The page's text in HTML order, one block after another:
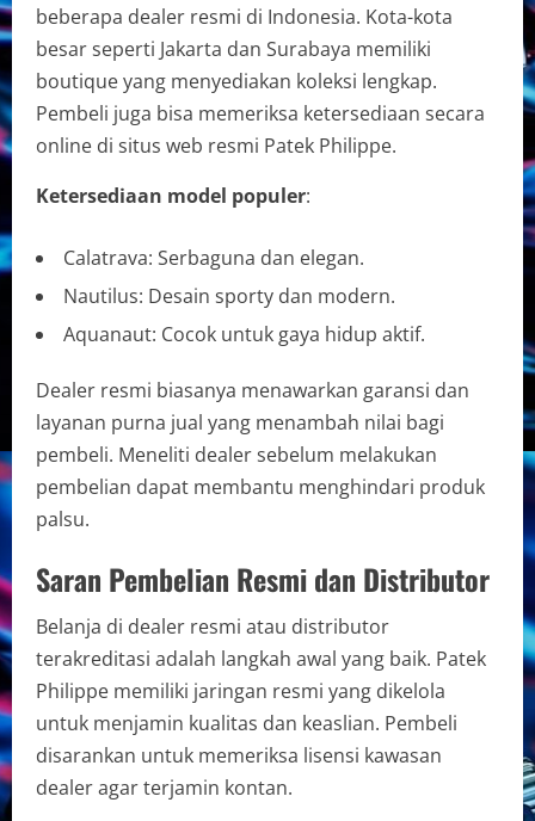
beberapa dealer resmi di Indonesia. Kota-kota
besar seperti Jakarta dan Surabaya memiliki
boutique yang menyediakan koleksi lengkap.
Pembeli juga bisa memeriksa ketersediaan secara
online di situs web resmi Patek Philippe.
Ketersediaan model populer:
Calatrava: Serbaguna dan elegan.
Nautilus: Desain sporty dan modern.
Aquanaut: Cocok untuk gaya hidup aktif.
Dealer resmi biasanya menawarkan garansi dan
layanan purna jual yang menambah nilai bagi
pembeli. Meneliti dealer sebelum melakukan
pembelian dapat membantu menghindari produk
palsu.
Saran Pembelian Resmi dan Distributor
Belanja di dealer resmi atau distributor
terakreditasi adalah langkah awal yang baik. Patek
Philippe memiliki jaringan resmi yang dikelola
untuk menjamin kualitas dan keaslian. Pembeli
disarankan untuk memeriksa lisensi kawasan
dealer agar terjamin kontan.